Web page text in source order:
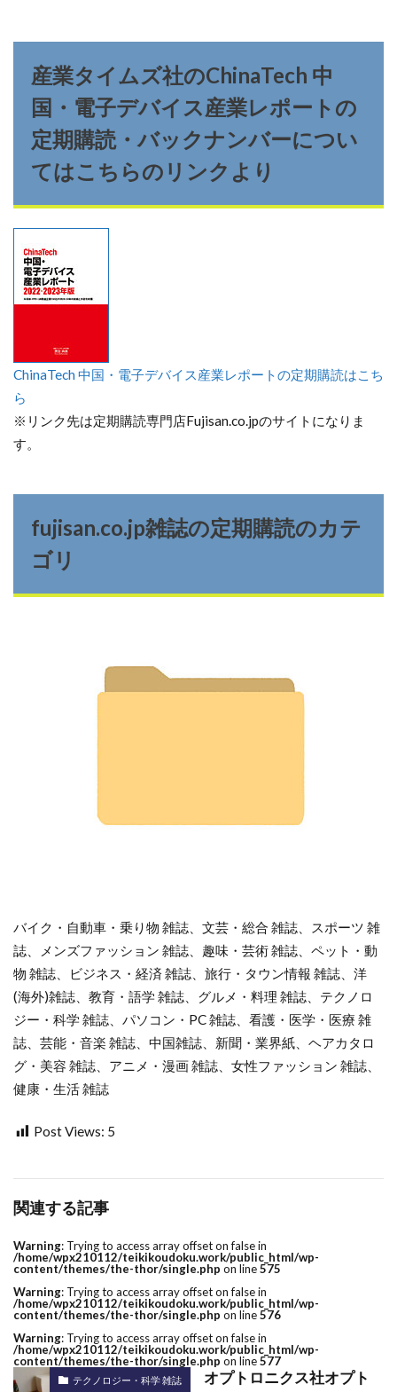
産業タイムズ社のChinaTech 中
国・電子デバイス産業レポートの
定期購読・バックナンバーについ
てはこちらのリンクより
ChinaTech 中国・電子デバイス産業レポートの定期購読はこち
ら
※リンク先は定期購読専門店Fujisan.co.jpのサイトになりま
す。
fujisan.co.jp雑誌の定期購読のカテ
ゴリ
バイク・自動車・乗り物 雑誌、文芸・総合 雑誌、スポーツ 雑
誌、メンズファッション 雑誌、趣味・芸術 雑誌、ペット・動
物 雑誌、ビジネス・経済 雑誌、旅行・タウン情報 雑誌、洋
(海外)雑誌、教育・語学 雑誌、グルメ・料理 雑誌、テクノロ
ジー・科学 雑誌、パソコン・PC 雑誌、看護・医学・医療 雑
誌、芸能・音楽 雑誌、中国雑誌、新聞・業界紙、ヘアカタロ
グ・美容 雑誌、アニメ・漫画 雑誌、女性ファッション 雑誌、
健康・生活 雑誌
Post Views: 5
関連する記事
Warning: Trying to access array offset on false in
/home/wpx210112/teikikoudoku.work/public_html/wp-
content/themes/the-thor/single.php on line575
Warning: Trying to access array offset on false in
/home/wpx210112/teikikoudoku.work/public_html/wp-
content/themes/the-thor/single.php on line576
Warning: Trying to access array offset on false in
/home/wpx210112/teikikoudoku.work/public_html/wp-
content/themes/the-thor/single.php on line577
テクノロジー・科学 雑誌
オプトロニクス社オプト